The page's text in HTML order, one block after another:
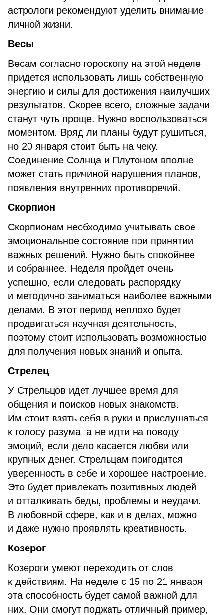
астрологи рекомендуют уделить внимание
личной жизни.
Весы
Весам согласно гороскопу на этой неделе
придется использовать лишь собственную
энергию и силы для достижения наилучших
результатов. Скорее всего, сложные задачи
станут чуть проще. Нужно воспользоваться
моментом. Вряд ли планы будут рушиться,
но 20 января стоит быть на чеку.
Соединение Солнца и Плутоном вполне
может стать причиной нарушения планов,
появления внутренних противоречий.
Скорпион
Скорпионам необходимо учитывать свое
эмоциональное состояние при принятии
важных решений. Нужно быть спокойнее
и собраннее. Неделя пройдет очень
успешно, если следовать распорядку
и методично заниматься наиболее важными
делами. В этот период неплохо будет
продвигаться научная деятельность,
поэтому стоит использовать возможностью
для получения новых знаний и опыта.
Стрелец
У Стрельцов идет лучшее время для
общения и поисков новых знакомств.
Им стоит взять себя в руки и прислушаться
к голосу разума, а не идти на поводу
эмоций, если дело касается любви или
крупных денег. Стрельцам пригодится
уверенность в себе и хорошее настроение.
Это будет привлекать позитивных людей
и отталкивать беды, проблемы и неудачи.
В любовной сфере, как и в делах, можно
и даже нужно проявлять креативность.
Козерог
Козероги умеют переходить от слов
к действиям. На неделе с 15 по 21 января
эта способность будет самой важной для
них. Они смогут поджать отличный пример,